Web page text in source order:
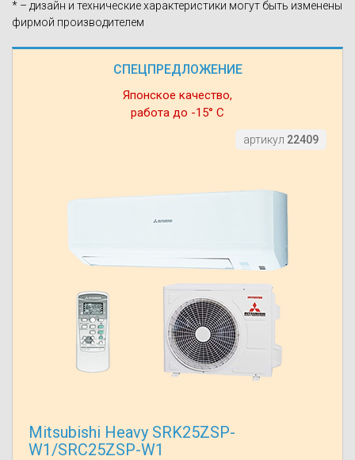
СПЕЦПРЕДЛОЖЕНИЕ
Японское качество,
работа до -15° С
артикул 22409
Mitsubishi Heavy SRK25ZSP-
W1/SRC25ZSP-W1
* – дизайн и технические характеристики могут быть изменены
фирмой производителем